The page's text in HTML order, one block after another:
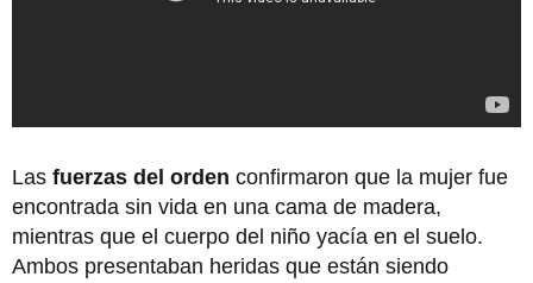
Las fuerzas del orden confirmaron que la mujer fue
encontrada sin vida en una cama de madera,
mientras que el cuerpo del niño yacía en el suelo.
Ambos presentaban heridas que están siendo